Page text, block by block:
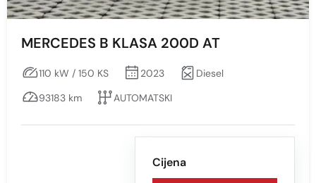
MERCEDES B KLASA 200D AT
110 kW / 150 KS 2023
Diesel
93183 km
AUTOMATSKI
Cijena